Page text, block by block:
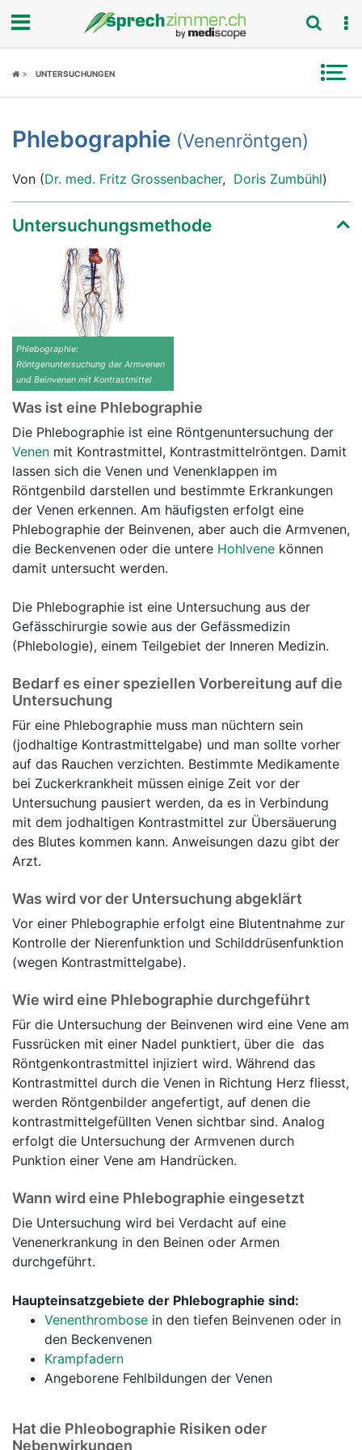
Fokus
Symptome
Untersuchungen
News
Ratgeber
Rubriken
UNTERSUCHUNGEN
Phlebographie (Venenröntgen)
Von (Dr. med. Fritz Grossenbacher, Doris Zumbühl)
Untersuchungsmethode
Phlebographie:
Röntgenuntersuchung der Armvenen
und Beinvenen mit Kontrastmittel
Was ist eine Phlebographie
Die Phlebographie ist eine Röntgenuntersuchung der
Venen mit Kontrastmittel, Kontrastmittelröntgen. Damit
lassen sich die Venen und Venenklappen im
Röntgenbild darstellen und bestimmte Erkrankungen
der Venen erkennen. Am häufigsten erfolgt eine
Phlebographie der Beinvenen, aber auch die Armvenen,
die Beckenvenen oder die untere Hohlvene können
damit untersucht werden.
Die Phlebographie ist eine Untersuchung aus der
Gefässchirurgie sowie aus der Gefässmedizin
(Phlebologie), einem Teilgebiet der Inneren Medizin.
Bedarf es einer speziellen Vorbereitung auf die
Untersuchung
Für eine Phlebographie muss man nüchtern sein
(jodhaltige Kontrastmittelgabe) und man sollte vorher
auf das Rauchen verzichten. Bestimmte Medikamente
bei Zuckerkrankheit müssen einige Zeit vor der
Untersuchung pausiert werden, da es in Verbindung
mit dem jodhaltigen Kontrastmittel zur Übersäuerung
des Blutes kommen kann. Anweisungen dazu gibt der
Arzt.
Was wird vor der Untersuchung abgeklärt
Vor einer Phlebographie erfolgt eine Blutentnahme zur
Kontrolle der Nierenfunktion und Schilddrüsenfunktion
(wegen Kontrastmittelgabe).
Wie wird eine Phlebographie durchgeführt
Für die Untersuchung der Beinvenen wird eine Vene am
Fussrücken mit einer Nadel punktiert, über die das
Röntgenkontrastmittel injiziert wird. Während das
Kontrastmittel durch die Venen in Richtung Herz fliesst,
werden Röntgenbilder angefertigt, auf denen die
kontrastmittelgefüllten Venen sichtbar sind. Analog
erfolgt die Untersuchung der Armvenen durch
Punktion einer Vene am Handrücken.
Wann wird eine Phlebographie eingesetzt
Die Untersuchung wird bei Verdacht auf eine
Venenerkrankung in den Beinen oder Armen
durchgeführt.
Haupteinsatzgebiete der Phlebographie sind:
Venenthrombose in den tiefen Beinvenen oder in
den Beckenvenen
Krampfadern
Angeborene Fehlbildungen der Venen
Hat die Phleobographie Risiken oder
Nebenwirkungen